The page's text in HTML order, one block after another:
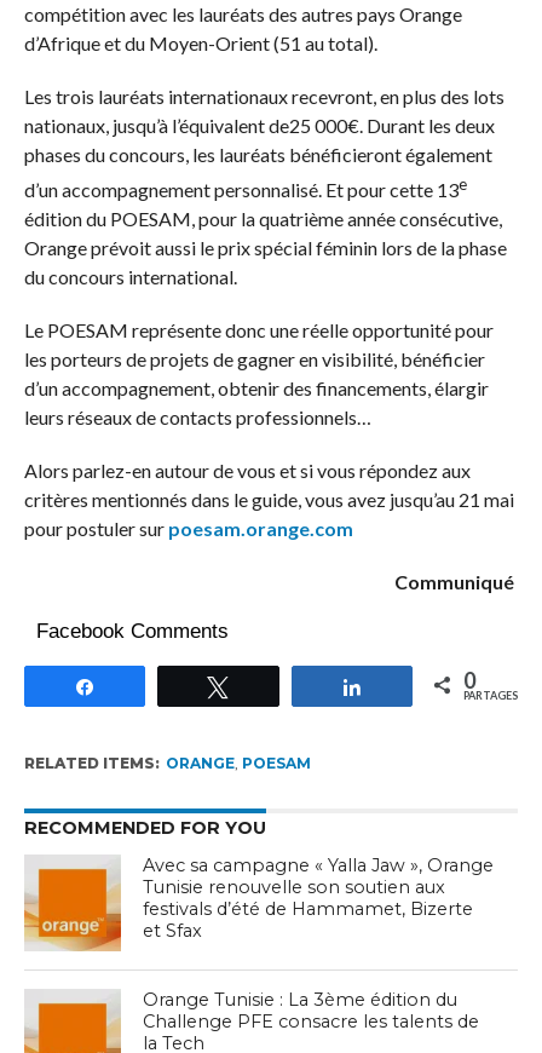
compétition avec les lauréats des autres pays Orange
d’Afrique et du Moyen-Orient (51 au total).
Les trois lauréats internationaux recevront, en plus des lots
nationaux, jusqu’à l’équivalent de25 000€. Durant les deux
phases du concours, les lauréats bénéficieront également
d’un accompagnement personnalisé. Et pour cette 13e
édition du POESAM, pour la quatrième année consécutive,
Orange prévoit aussi le prix spécial féminin lors de la phase
du concours international.
Le POESAM représente donc une réelle opportunité pour
les porteurs de projets de gagner en visibilité, bénéficier
d’un accompagnement, obtenir des financements, élargir
leurs réseaux de contacts professionnels…
Alors parlez-en autour de vous et si vous répondez aux
critères mentionnés dans le guide, vous avez jusqu’au 21 mai
pour postuler sur poesam.orange.com
Communiqué
Facebook Comments
Partagez 0
PARTAGES
RELATED ITEMS: ORANGE, POESAM
RECOMMENDED FOR YOU
Avec sa campagne « Yalla Jaw », Orange
Tunisie renouvelle son soutien aux
festivals d’été de Hammamet, Bizerte
et Sfax
Orange Tunisie : La 3ème édition du
Challenge PFE consacre les talents de
la Tech